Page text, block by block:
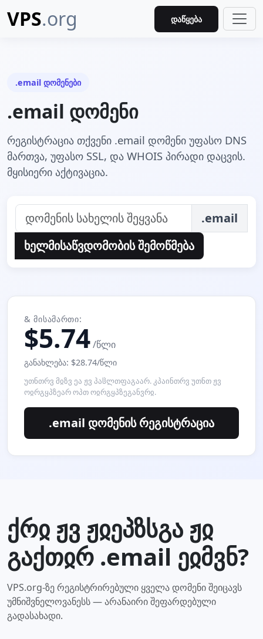
VPS.org დაწყება
.email დომენები
.email დომენი
რეგისტრაცია თქვენი .email დომენი უფასო DNS
მართვა, უფასო SSL, და WHOIS პირადი დაცვის.
მყისიერი აქტივაცია.
.email
ხელმისაწვდომობის შემოწმება
& ᲛᲘᲡᲐᲛᲐᲠᲗᲘ:
$5.74/წლი
განახლება: $28.74/წლი
უთნთრვ მჲზვ ეა ჟვ პაჱლთფაგაარ. კპაინთრვ უთნთ ჟვ
ოჲრგყპზეარ ოპთ ოჲრგყპზეგანვრჲ.
.email დომენის რეგისტრაცია
ქრჲ ჟვ ჟჲეპზსგა ჟჲ
გაქთჲრ .email ეჲმვნ?
VPS.org-ზე რეგისტრირებული ყველა დომენი შეიცავს
უმნიშვნელოვანესს — არანაირი შეფარდებული
გადასახადი.